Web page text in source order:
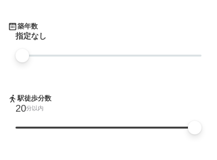
築年数
指定なし
駅徒歩分数
20分以内